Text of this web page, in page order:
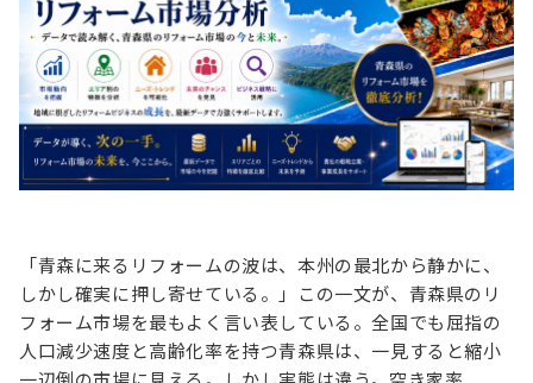
プロジェクト事例
クライアントボイス
お役立ち情報
資料ダウンロード
セミナー
メンバー紹介
会社概要
「青森に来るリフォームの波は、本州の最北から静かに、
しかし確実に押し寄せている。」この一文が、青森県のリ
フォーム市場を最もよく言い表している。全国でも屈指の
人口減少速度と高齢化率を持つ青森県は、一見すると縮小